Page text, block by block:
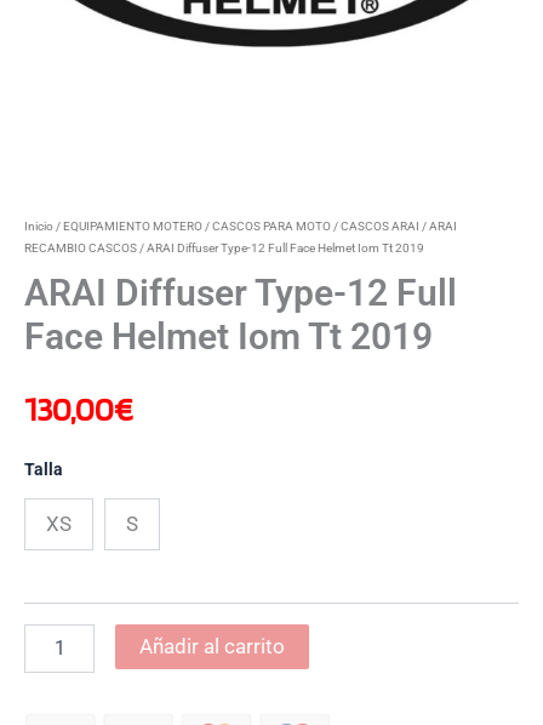
Inicio /EQUIPAMIENTO MOTERO /CASCOS PARA MOTO /CASCOS ARAI /ARAI
RECAMBIO CASCOS / ARAI Diffuser Type-12 Full Face Helmet Iom Tt 2019
ARAI Diffuser Type-12 Full
Face Helmet Iom Tt 2019
130,00€
Talla
XS S
Añadir al carrito